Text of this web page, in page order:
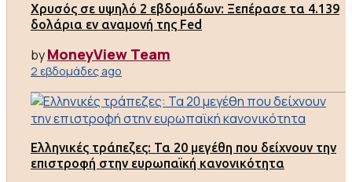
Χρυσός σε υψηλό 2 εβδομάδων: Ξεπέρασε τα 4.139
δολάρια εν αναμονή της Fed
byMoneyView Team
2 εβδομάδες ago
Ελληνικές τράπεζες: Τα 20 μεγέθη που δείχνουν την
επιστροφή στην ευρωπαϊκή κανονικότητα